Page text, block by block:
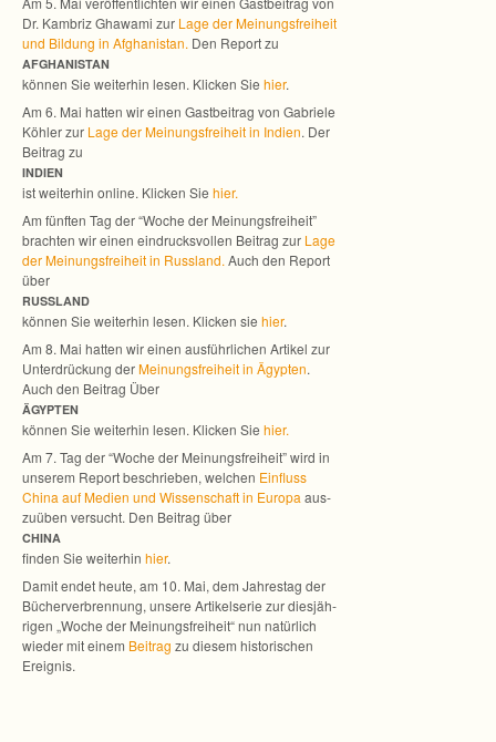
Dr. Kam­briz Gha­wami zur Lage der Mei­nungs­frei­heit
und Bil­dung in Afgha­nis­tan. Den Report zu
AFGHANISTAN
kön­nen Sie wei­ter­hin lesen. Kli­cken Sie hier.
Am 6. Mai hat­ten wir einen Gast­bei­trag von Gabriele
Köh­ler zur Lage der Mei­nungs­frei­heit in Indien. Der
Bei­trag zu
INDIEN
ist wei­ter­hin online. Kli­cken Sie hier.
Am fünf­ten Tag der “Woche der Mei­nungs­frei­heit”
brach­ten wir einen ein­drucks­vol­len Bei­trag zur Lage
der Mei­nungs­frei­heit in Russ­land. Auch den Report
über
RUSSLAND
kön­nen Sie wei­ter­hin lesen. Kli­cken sie hier.
Am 8. Mai hat­ten wir einen aus­führ­li­chen Arti­kel zur
Unter­drü­ckung derMei­nungs­frei­heit in Ägyp­ten.
Auch den Bei­trag Über
ÄGYPTEN
kön­nen Sie wei­ter­hin lesen. Kli­cken Sie hier.
Am 7. Tag der “Woche der Mei­nungs­frei­heit” wird in
unse­rem Report beschrie­ben, wel­chen Ein­fluss
China auf Medien und Wis­sen­schaft in Europa aus­
zu­üben ver­sucht. Den Bei­trag über
CHINA
fin­den Sie wei­ter­hin hier.
Damit endet heute, am 10. Mai, dem Jah­res­tag der
Bücher­ver­bren­nung, unsere Arti­kel­se­rie zur dies­jäh­
ri­gen „Woche der Mei­nungs­frei­heit“ nun natür­lich
wie­der mit einem Bei­trag zu die­sem his­to­ri­schen
Ereignis.